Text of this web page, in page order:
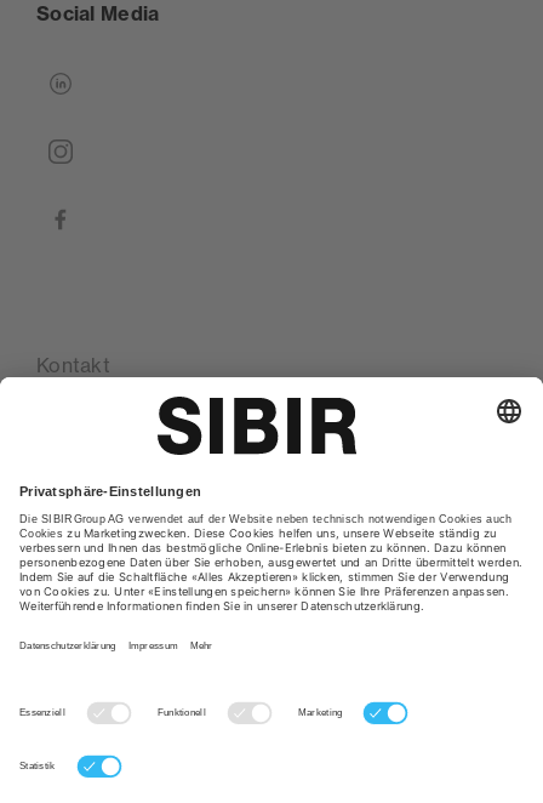
Social Media
linkedin
instagram
facebook
Kontakt
Glossar
Datenschutzerklärung
AGB
Impressum